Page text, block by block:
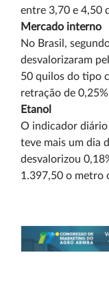
entre 3,70 e 4,50
Mercado interno
No Brasil,
desvalorizaram
50 quilos do tipo
retração de
Etanol
O indicador
teve mais um dia
desvalorizou
1.397,50 o metro